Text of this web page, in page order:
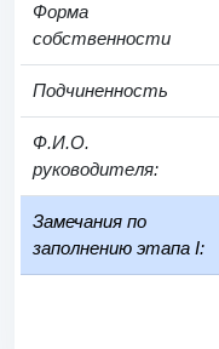
Форма
собственности
Подчиненность
Ф.И.О.
руководителя:
Замечания по
заполнению этапа I: